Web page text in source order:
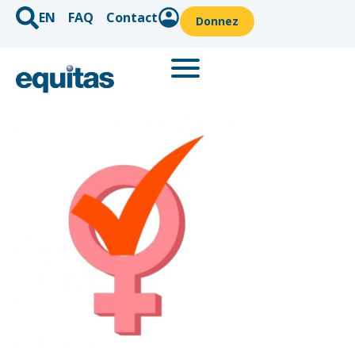
EN FAQ Contact Donnez